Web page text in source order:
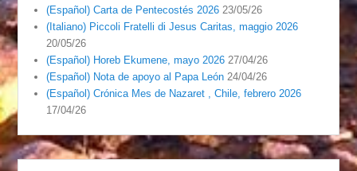
(Español) Carta de Pentecostés 2026 23/05/26
(Italiano) Piccoli Fratelli di Jesus Caritas, maggio 2026
20/05/26
(Español) Horeb Ekumene, mayo 2026 27/04/26
(Español) Nota de apoyo al Papa León 24/04/26
(Español) Crónica Mes de Nazaret , Chile, febrero 2026
17/04/26